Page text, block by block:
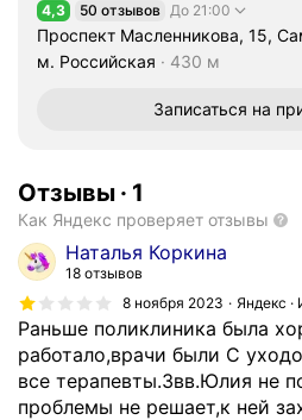
Рейтинг 4,3 из 5
4,3 50 отзывов До 21:00
Проспект Масленникова, 15,
Метро м. Российская
м. Российская 430 м
Записаться на
Отзывы · 1
Как Яндекс проверяет отзывы
Наталья Коркина
18 отзывов
8 ноября 2023
Яндекс ·
Раньше поликлиника была
работало,врачи были С
все терапевты.Звв.Юлия не
проблемы не решает,к ней